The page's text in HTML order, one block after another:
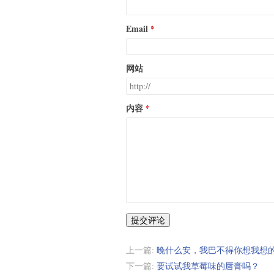
Email
网站
内容
提交评论
上一篇: 晚什么安，我巴不得你想我想
下一篇: 要试试我草莓味的唇膏吗？